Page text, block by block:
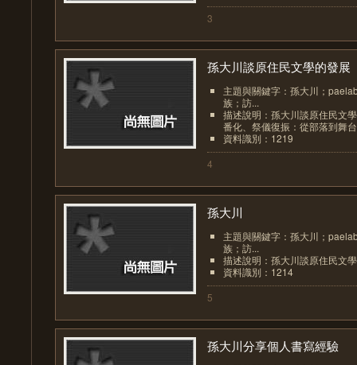
3
孫大川談原住民文學的發展
主題與關鍵字：孫大川；
族；訪...
描述說明：孫大川談原住民文
番化、祭儀復振：從部落到舞
資料識別：1219
4
孫大川
主題與關鍵字：孫大川；
族；訪...
描述說明：孫大川談原住民文
資料識別：1214
5
孫大川分享個人書寫經驗